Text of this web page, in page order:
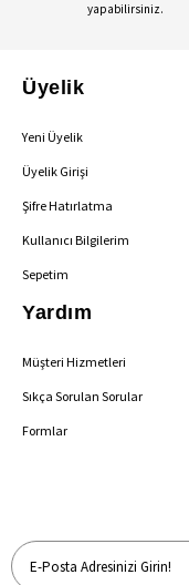
yapabilirsiniz.
Üyelik
Yeni Üyelik
Üyelik Girişi
Şifre Hatırlatma
Kullanıcı Bilgilerim
Sepetim
Yardım
Müşteri Hizmetleri
Sıkça Sorulan Sorular
Formlar